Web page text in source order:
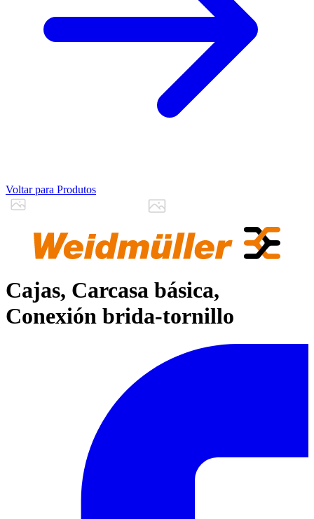
Voltar para Produtos
Cajas, Carcasa básica,
Conexión brida-tornillo